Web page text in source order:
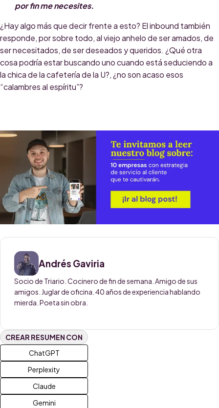
por fin me necesites.
¿Hay algo más que decir frente a esto? El inbound también
responde, por sobre todo, al viejo anhelo de ser amados, de
ser necesitados, de ser deseados y queridos. ¿Qué otra
cosa podría estar buscando uno cuando está seduciendo a
la chica de la cafetería de la U?, ¿no son acaso esos
“calambres al espíritu”?
Andrés Gaviria
Socio de Triario. Cocinero de fin de semana. Amigo de sus
amigos. Juglar de oficina. 40 años de experiencia hablando
mierda. Poeta sin obra.
CREAR RESUMEN CON
ChatGPT
Perplexity
Claude
Gemini